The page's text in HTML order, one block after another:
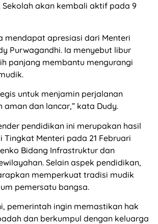
akan kembali aktif pada 9
mendapat apresiasi dari Menteri
Purwagandhi. Ia menyebut libur
panjang membantu mengurangi
untuk menjamin perjalanan
dan lancar,” kata Dudy.
pendidikan ini merupakan hasil
Tingkat Menteri pada 21 Februari
Bidang Infrastruktur dan
Selain aspek pendidikan,
memperkuat tradisi mudik
pemersatu bangsa.
pemerintah ingin memastikan hak
dan berkumpul dengan keluarga